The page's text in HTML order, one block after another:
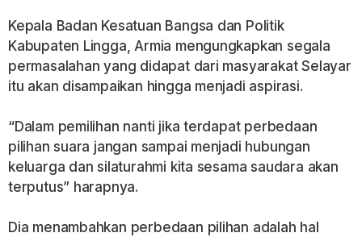
Kepala Badan Kesatuan Bangsa dan Politik
Kabupaten Lingga, Armia mengungkapkan segala
permasalahan yang didapat dari masyarakat Selayar
itu akan disampaikan hingga menjadi aspirasi.
“Dalam pemilihan nanti jika terdapat perbedaan
pilihan suara jangan sampai menjadi hubungan
keluarga dan silaturahmi kita sesama saudara akan
terputus” harapnya.
Dia menambahkan perbedaan pilihan adalah hal